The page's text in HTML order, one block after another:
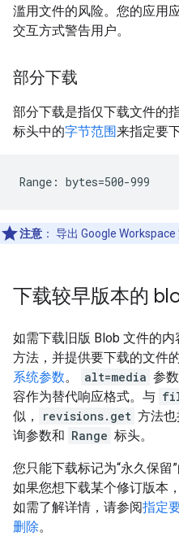
滥用文件的风险。您的应用
交互方式警告用户。
部分下载
部分下载是指仅下载文件的
标头中的字节范围来指定要
注意 ： 导出 Google Workspace
下载较早版本的
如需下载旧版 Blob 文件的内
方法，并提供要下载的文件
系统参数。 alt=media 参
容作为替代响应格式。与
似，
revisions.get 方法也
询参数和 Range 标头。
您只能下载标记为“永久保留
如果您想下载某个修订版本
如需了解详情，请参阅指定
删除。